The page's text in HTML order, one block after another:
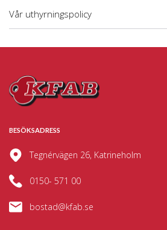
Vår uthyrningspolicy
BESÖKSADRESS
Tegnérvägen 26, Katrineholm
0150- 571 00
bostad@kfab.se